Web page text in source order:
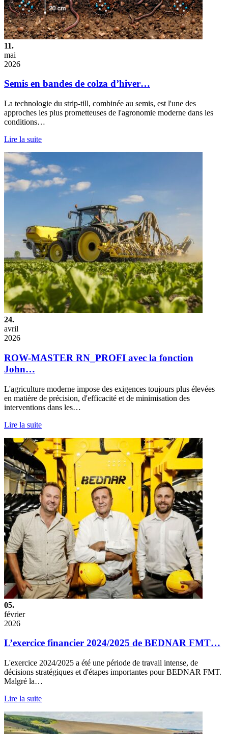
11.
mai
2026
Semis en bandes de colza d’hiver…
La technologie du strip-till, combinée au semis, est l'une des
approches les plus prometteuses de l'agronomie moderne dans les
conditions…
Lire la suite
24.
avril
2026
ROW-MASTER RN_PROFI avec la fonction
John…
L'agriculture moderne impose des exigences toujours plus élevées
en matière de précision, d'efficacité et de minimisation des
interventions dans les…
Lire la suite
05.
février
2026
L’exercice financier 2024/2025 de BEDNAR FMT…
L'exercice 2024/2025 a été une période de travail intense, de
décisions stratégiques et d'étapes importantes pour BEDNAR FMT.
Malgré la…
Lire la suite